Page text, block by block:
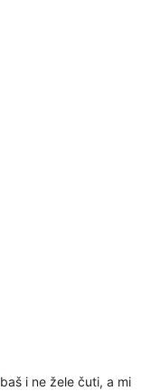
baš i ne žele čuti, a mi